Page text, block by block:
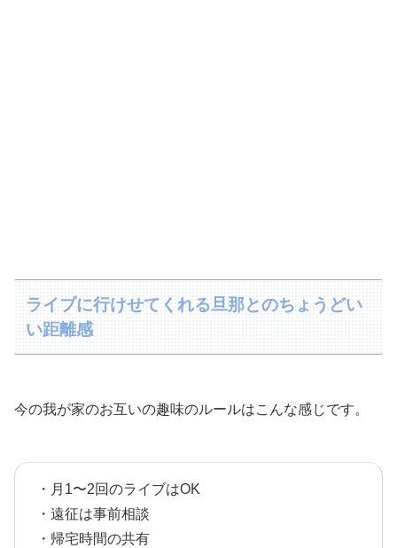
ライブに行けせてくれる旦那とのちょうどい
い距離感
今の我が家のお互いの趣味のルールはこんな感じです。
・月1〜2回のライブはOK
・遠征は事前相談
・帰宅時間の共有